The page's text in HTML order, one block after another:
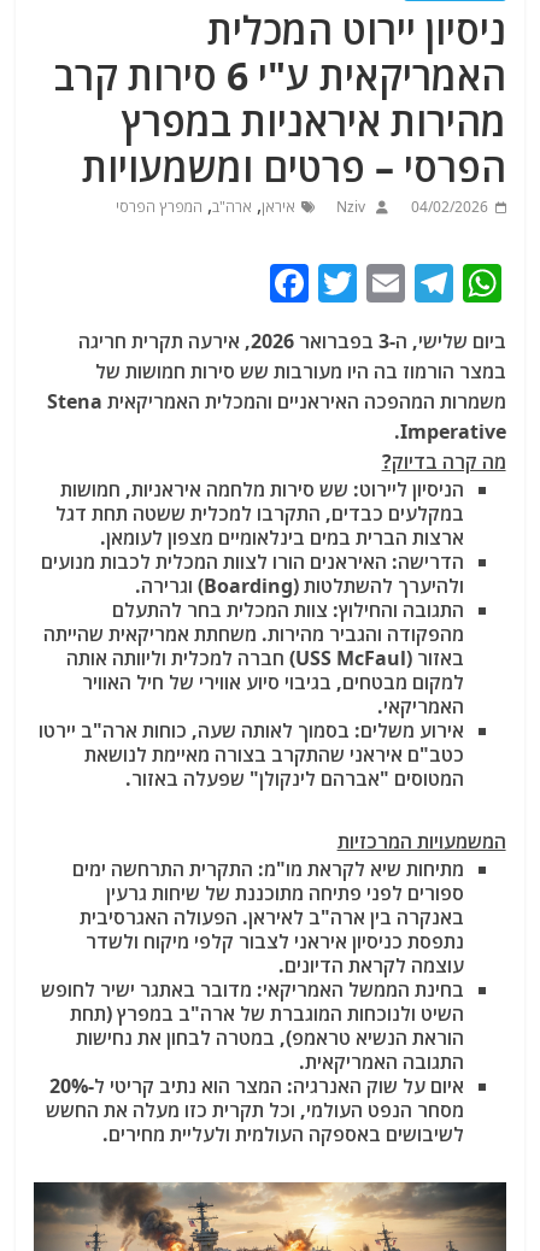
ניסיון יירוט המכלית
האמריקאית ע"י 6 סירות קרב
מהירות איראניות במפרץ
הפרסי – פרטים ומשמעויות
04/02/2026
Nziv איראן, ארה"ב, המפרץ הפרסי
W
h
at
s
A
p
p
T
el
e
g
ra
m
E
ai
l
T
w
itt
er
a
c
e
o
o
k
ביום שלישי, ה-3 בפברואר 2026, אירעה תקרית חריגה
במצר הורמוז בה היו מעורבות שש סירות חמושות של
משמרות המהפכה האיראניים והמכלית האמריקאית Stena
Imperative.
מה קרה בדיוק?
הניסיון ליירוט: שש סירות מלחמה איראניות, חמושות
במקלעים כבדים, התקרבו למכלית ששטה תחת דגל
ארצות הברית במים בינלאומיים מצפון לעומאן.
הדרישה: האיראנים הורו לצוות המכלית לכבות מנועים
ולהיערך להשתלטות (Boarding) וגרירה.
התגובה והחילוץ: צוות המכלית בחר להתעלם
מהפקודה והגביר מהירות. משחתת אמריקאית שהייתה
באזור (USS McFaul) חברה למכלית וליוותה אותה
למקום מבטחים, בגיבוי סיוע אווירי של חיל האוויר
האמריקאי.
אירוע משלים: בסמוך לאותה שעה, כוחות ארה"ב יירטו
כטב"ם איראני שהתקרב בצורה מאיימת לנושאת
המטוסים "אברהם לינקולן" שפעלה באזור.
המשמעויות המרכזיות
מתיחות שיא לקראת מו"מ: התקרית התרחשה ימים
ספורים לפני פתיחה מתוכננת של שיחות גרעין
באנקרה בין ארה"ב לאיראן. הפעולה האגרסיבית
נתפסת כניסיון איראני לצבור קלפי מיקוח ולשדר
עוצמה לקראת הדיונים.
בחינת הממשל האמריקאי: מדובר באתגר ישיר לחופש
השיט ולנוכחות המוגברת של ארה"ב במפרץ (תחת
הוראת הנשיא טראמפ), במטרה לבחון את נחישות
התגובה האמריקאית.
איום על שוק האנרגיה: המצר הוא נתיב קריטי ל-20%
מסחר הנפט העולמי, וכל תקרית כזו מעלה את החשש
לשיבושים באספקה העולמית ולעליית מחירים.